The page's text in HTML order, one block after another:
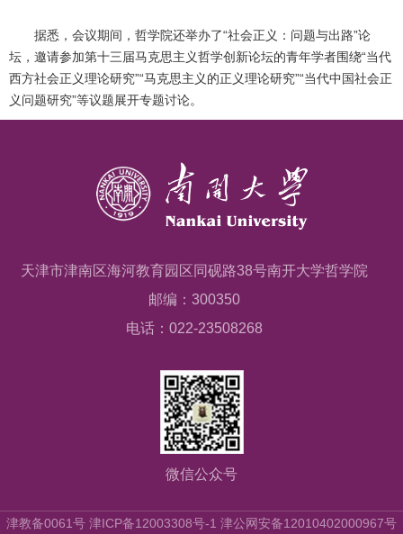
据悉，会议期间，哲学院还举办了“社会正义：问题与出路”论
坛，邀请参加第十三届马克思主义哲学创新论坛的青年学者围绕“当代
西方社会正义理论研究”“马克思主义的正义理论研究”“当代中国社会正
义问题研究”等议题展开专题讨论。
天津市津南区海河教育园区同砚路38号南开大学哲学院
邮编：300350
电话：022-23508268
微信公众号
津教备0061号 津ICP备12003308号-1 津公网安备12010402000967号